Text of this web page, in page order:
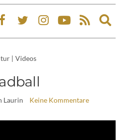
| Videos
Laurin Keine Kommentare